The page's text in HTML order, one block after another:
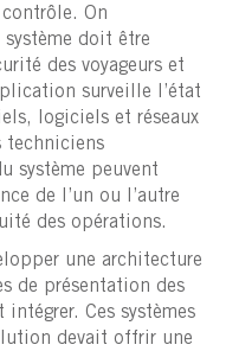
On
doit être
des voyageurs et
surveille l’état
logiciels et réseaux
techniciens
système peuvent
de l’un ou l’autre
des opérations.
une architecture
de présentation des
Ces systèmes
devait offrir une